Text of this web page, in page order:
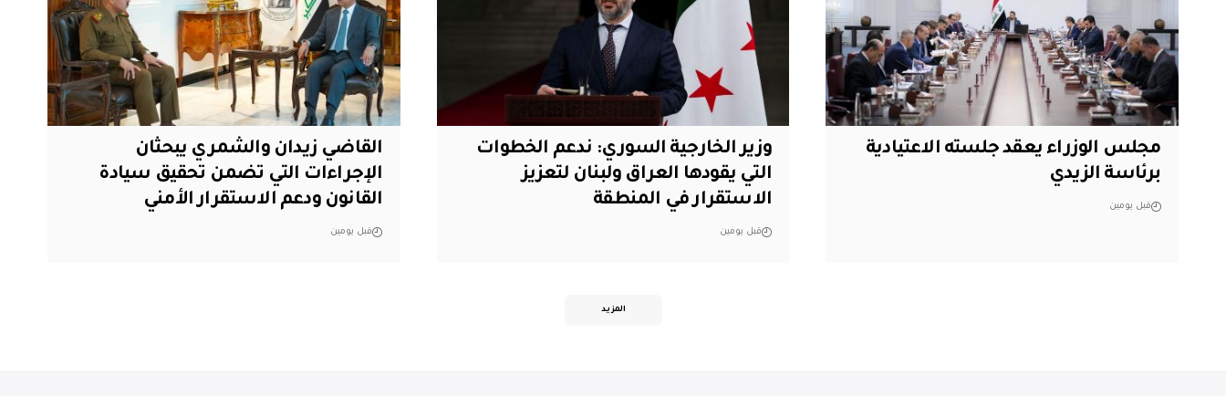
مجلس الوزراء يعقد جلسته الاعتيادية
برئاسة الزيدي
قبل يومين
وزير الخارجية السوري: ندعم الخطوات
التي يقودها العراق ولبنان لتعزيز
الاستقرار في المنطقة
قبل يومين
القاضي زيدان والشمري يبحثان
الإجراءات التي تضمن تحقيق سيادة
القانون ودعم الاستقرار الأمني
قبل يومين
المزيد